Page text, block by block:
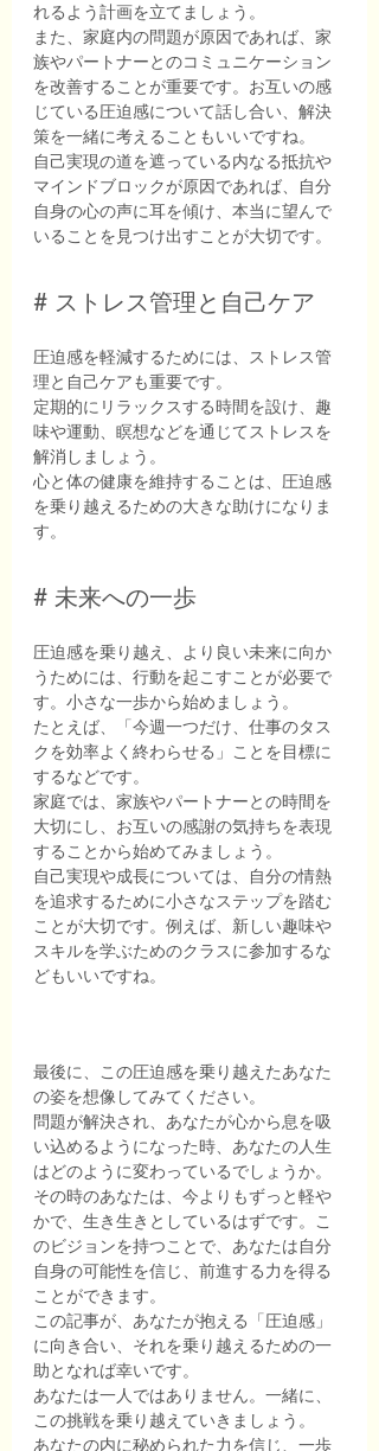
れるよう計画を立てましょう。
また、家庭内の問題が原因であれば、家
族やパートナーとのコミュニケーション
を改善することが重要です。お互いの感
じている圧迫感について話し合い、解決
策を一緒に考えることもいいですね。
自己実現の道を遮っている内なる抵抗や
マインドブロックが原因であれば、自分
自身の心の声に耳を傾け、本当に望んで
いることを見つけ出すことが大切です。
# ストレス管理と自己ケア
圧迫感を軽減するためには、ストレス管
理と自己ケアも重要です。
定期的にリラックスする時間を設け、趣
味や運動、瞑想などを通じてストレスを
解消しましょう。
心と体の健康を維持することは、圧迫感
を乗り越えるための大きな助けになりま
す。
# 未来への一歩
圧迫感を乗り越え、より良い未来に向か
うためには、行動を起こすことが必要で
す。小さな一歩から始めましょう。
たとえば、「今週一つだけ、仕事のタス
クを効率よく終わらせる」ことを目標に
するなどです。
家庭では、家族やパートナーとの時間を
大切にし、お互いの感謝の気持ちを表現
することから始めてみましょう。
自己実現や成長については、自分の情熱
を追求するために小さなステップを踏む
ことが大切です。例えば、新しい趣味や
スキルを学ぶためのクラスに参加するな
どもいいですね。
最後に、この圧迫感を乗り越えたあなた
の姿を想像してみてください。
問題が解決され、あなたが心から息を吸
い込めるようになった時、あなたの人生
はどのように変わっているでしょうか。
その時のあなたは、今よりもずっと軽や
かで、生き生きとしているはずです。こ
のビジョンを持つことで、あなたは自分
自身の可能性を信じ、前進する力を得る
ことができます。
この記事が、あなたが抱える「圧迫感」
に向き合い、それを乗り越えるための一
助となれば幸いです。
あなたは一人ではありません。一緒に、
この挑戦を乗り越えていきましょう。
あなたの内に秘められた力を信じ、一歩